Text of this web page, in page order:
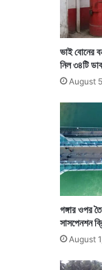
দী
য়
প্র
তি
নি
দ
ভাই বোনের
নিল ৩৪টি
August
গঙ্গার ওপর
সাসপেনশন
August